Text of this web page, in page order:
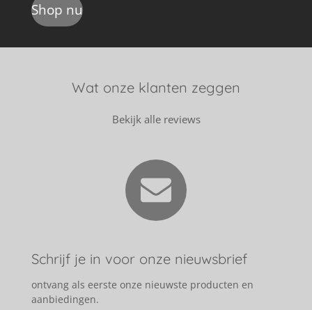
Shop nu
Wat onze klanten zeggen
Bekijk alle reviews
Schrijf je in voor onze nieuwsbrief
ontvang als eerste onze nieuwste producten en
aanbiedingen.